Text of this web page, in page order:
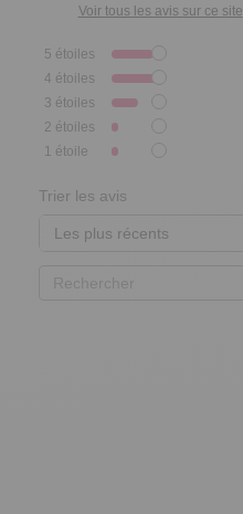
Voir tous les avis sur ce site
5 étoiles
4 étoiles
3 étoiles
2 étoiles
1 étoile
Trier les avis